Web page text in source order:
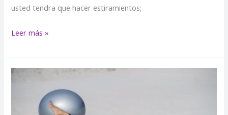
usted tendra que hacer estiramientos;
Leer más »
EJERCICIOS
ACONDICIONAMIENTO